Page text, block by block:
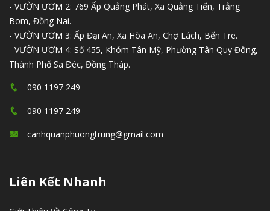
- VƯỜN ƯƠM 2: 769 Ấp Quảng Phát, Xã Quảng Tiến, Trảng
Bom, Đồng Nai.
- VƯỜN ƯƠM 3: Ấp Đại An, Xã Hòa An, Chợ Lách, Bến Tre.
- VƯỜN ƯƠM 4: Số 455, Khóm Tân Mỹ, Phường Tân Quy Đông,
Thành Phố Sa Đéc, Đồng Tháp.
090 1197 249
090 1197 249
canhquanphuongtrung@gmail.com
Liên Kết Nhanh